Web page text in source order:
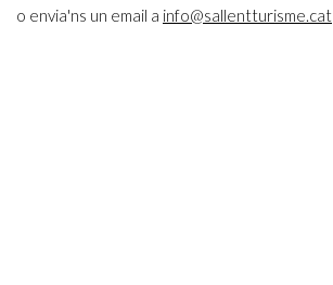
o envia'ns un email a info@sallentturisme.cat